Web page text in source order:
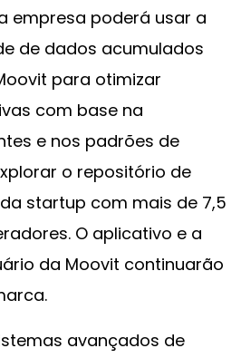
empresa poderá usar a
de dados acumulados
para otimizar
com base na
e nos padrões de
o repositório de
startup com mais de 7,5
O aplicativo e a
da Moovit continuarão
avançados de